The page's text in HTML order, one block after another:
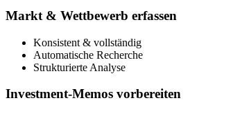
Markt & Wettbewerb erfassen
Konsistent & vollständig
Automatische Recherche
Strukturierte Analyse
Investment-Memos vorbereiten